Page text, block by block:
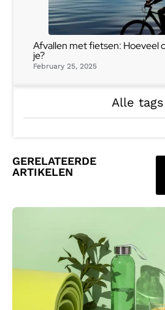
Afvallen met fietsen: Hoeveel
je?
February 25, 2025
Alle tags
GERELATEERDE
ARTIKELEN